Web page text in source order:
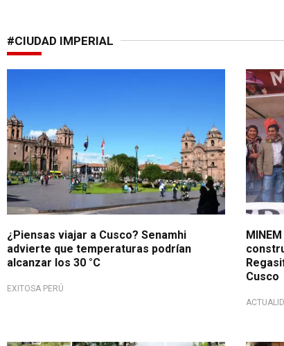
#CIUDAD IMPERIAL
¿Piensas viajar a Cusco? Senamhi
advierte que temperaturas podrían
alcanzar los 30 °C
EXITOSA PERÚ
Cusco